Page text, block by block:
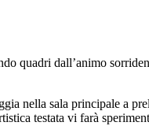
quadri dall’animo
nella sala principale a
testata vi farà